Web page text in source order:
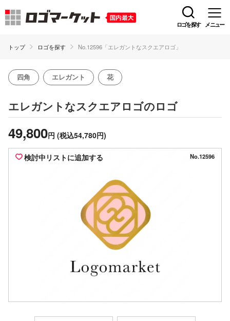
ロゴを探す メニュー
トップ ロゴを探す No.12596「エレガントなスクエアロゴ」
四角 エレガント 花
エレガントなスクエアロゴのロゴ
49,800円 (税込54,780円)
検討中リストに追加する No.12596